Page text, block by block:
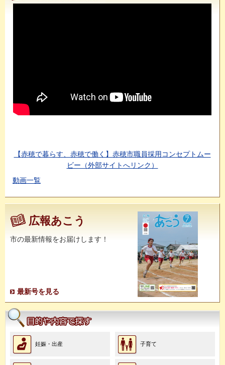
【赤穂で暮らす、赤穂で働く】赤穂市職員採用コンセプトムー
ビー（外部サイトへリンク）
動画一覧
広報あこう
市の最新情報をお届けします！
最新号を見る
目的や内容で探
す
妊娠・出産 子育て